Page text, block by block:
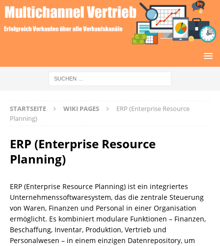
STARTSEITE WIKI PAGES
ERP (Enterprise Resource
Planning)
ERP (Enterprise Resource
Planning)
ERP (Enterprise Resource Planning) ist ein integriertes
Unternehmenssoftwaresystem, das die zentrale Steuerung
von Waren, Finanzen und Personal in einer Organisation
ermöglicht. Es kombiniert modulare Funktionen – Finanzen,
Beschaffung, Inventar, Produktion, Vertrieb und
Personalwesen – in einem einzigen Datenrepository, um